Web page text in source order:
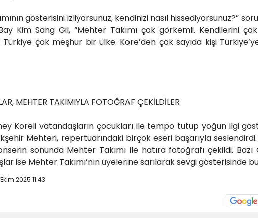
gösterisini izliyorsunuz, kendinizi nasıl hissediyorsunuz?”
Kim Sang Gil, “Mehter Takımı çok görkemli. Kendilerini
çok meşhur bir ülke. Kore’den çok sayıda kişi
MEHTER TAKIMIYLA FOTOĞRAF ÇEKİLDİLER
Koreli vatandaşların çocukları ile tempo tutup yoğun ilgi
Mehteri, repertuarındaki birçok eseri başarıyla
sonunda Mehter Takımı ile hatıra fotoğrafı çekildi. Bazı
ise Mehter Takımı’nın üyelerine sarılarak sevgi gösterisinde
2025 11:43